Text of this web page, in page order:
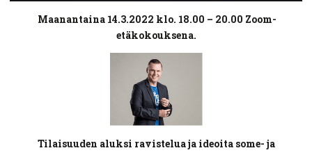
Maanantaina 14.3.2022 klo. 18.00 – 20.00 Zoom-
etäkokouksena.
Tilaisuuden aluksi ravistelua ja ideoita some- ja